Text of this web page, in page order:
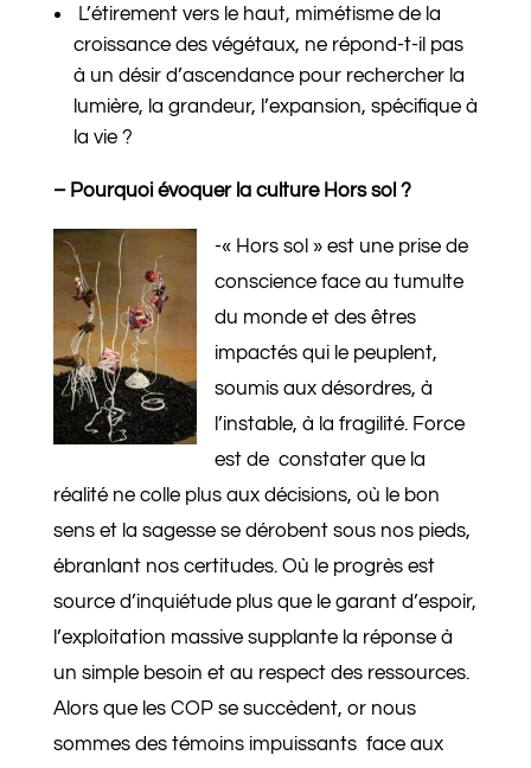
L’étirement vers le haut, mimétisme de la
croissance des végétaux, ne répond-t-il pas
à un désir d’ascendance pour rechercher la
lumière, la grandeur, l’expansion, spécifique à
la vie ?
– Pourquoi évoquer la culture Hors sol ?
-« Hors sol » est une prise de
conscience face au tumulte
du monde et des êtres
impactés qui le peuplent,
soumis aux désordres, à
l’instable, à la fragilité. Force
est de constater que la
réalité ne colle plus aux décisions, où le bon
sens et la sagesse se dérobent sous nos pieds,
ébranlant nos certitudes. Où le progrès est
source d’inquiétude plus que le garant d’espoir,
l’exploitation massive supplante la réponse à
un simple besoin et au respect des ressources.
Alors que les COP se succèdent, or nous
sommes des témoins impuissants face aux